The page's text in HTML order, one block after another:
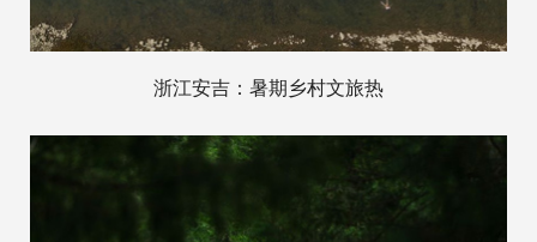
浙江安吉：暑期乡村文旅热